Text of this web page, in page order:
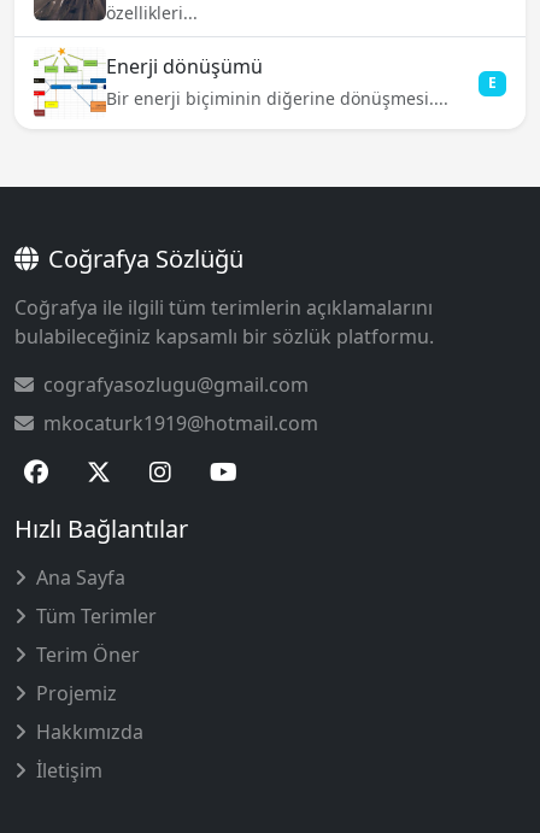
özellikleri...
Enerji dönüşümü
Bir enerji biçiminin diğerine dönüşmesi....
E
Coğrafya Sözlüğü
Coğrafya ile ilgili tüm terimlerin açıklamalarını
bulabileceğiniz kapsamlı bir sözlük platformu.
cografyasozlugu@gmail.com
mkocaturk1919@hotmail.com
Hızlı Bağlantılar
Ana Sayfa
Tüm Terimler
Terim Öner
Projemiz
Hakkımızda
İletişim